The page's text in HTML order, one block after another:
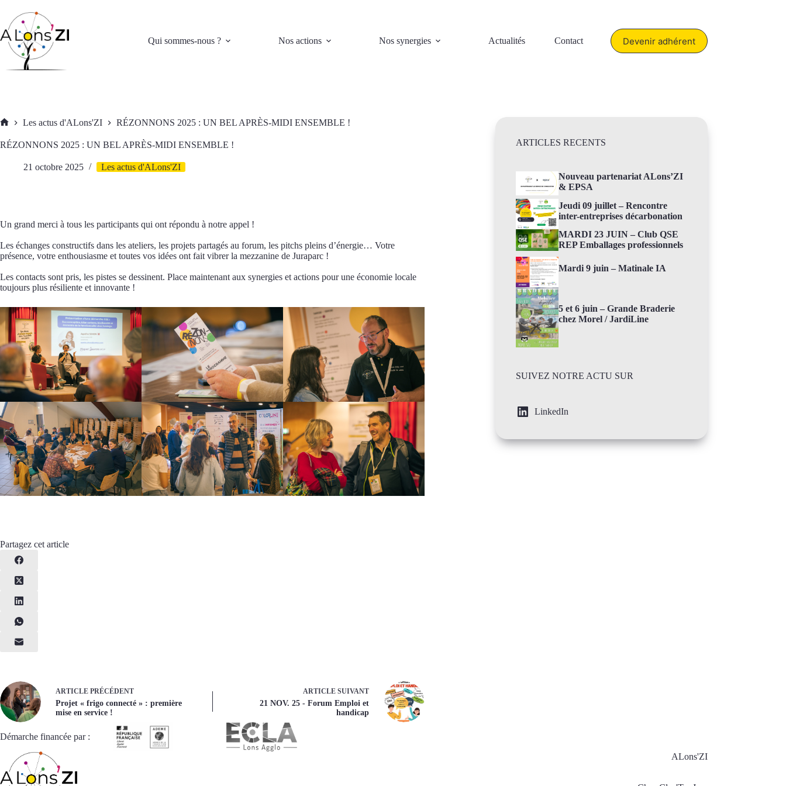
contenu
Qui sommes-nous ?
Nos actions Nos synergies Actualités Contact Devenir adhérent
Les actus d'ALons'ZI RÉZONNONS 2025 : UN BEL APRÈS-MIDI ENSEMBLE !
RÉZONNONS 2025 : UN BEL APRÈS-MIDI ENSEMBLE !
21 octobre 2025 Les actus d'ALons'ZI
Un grand merci à tous les participants qui ont répondu à notre appel !
Les échanges constructifs dans les ateliers, les projets partagés au forum, les pitchs pleins d’énergie… Votre
présence, votre enthousiasme et toutes vos idées ont fait vibrer la mezzanine de Juraparc !
Les contacts sont pris, les pistes se dessinent. Place maintenant aux synergies et actions pour une économie locale
toujours plus résiliente et innovante !
Partagez cet article
ARTICLE PRÉCÉDENT
Projet « frigo connecté » : première
mise en service !
ARTICLESUIVANT
21 NOV. 25 - Forum Emploi et
handicap
ARTICLES RECENTS
Nouveau partenariat ALons’ZI
& EPSA
Jeudi 09 juillet – Rencontre
inter-entreprises décarbonation
MARDI 23 JUIN – Club QSE
REP Emballages professionnels
Mardi 9 juin – Matinale IA
5 et 6 juin – Grande Braderie
chez Morel / JardiLine
SUIVEZ NOTRE ACTU SUR
LinkedIn
Démarche financée par :
ALons'ZI